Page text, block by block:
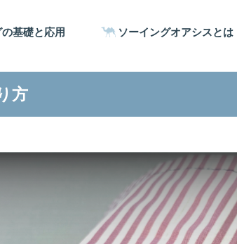
基礎と応用 ソーイングオアシスとは
方